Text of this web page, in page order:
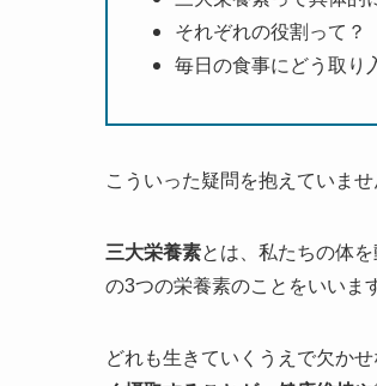
それぞれの役割って？
毎日の食事にどう取り
こういった疑問を抱えていませ
三大栄養素とは、私たちの体
の3つの栄養素のことをいいま
どれも生きていくうえで欠か